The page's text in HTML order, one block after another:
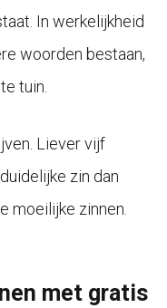
In werkelijkheid
woorden bestaan,
tuin.
Liever vijf
zin dan
moeilijke zinnen.
met gratis